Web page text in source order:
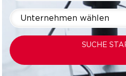
Unternehmen wählen
SUCHE